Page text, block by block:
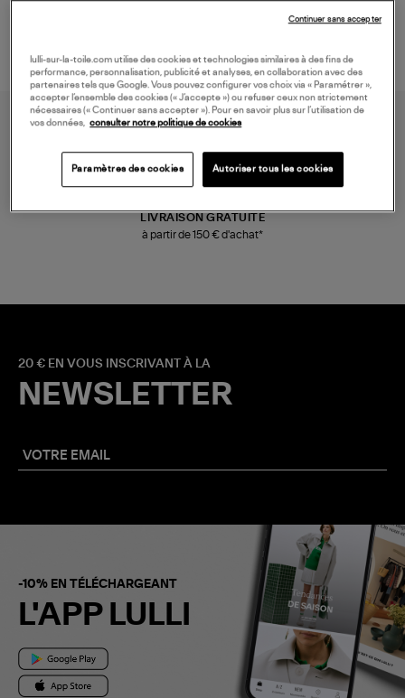
LIVRAISON GRATUITE
à partir de 150 € d'achat*
20 € EN VOUS INSCRIVANT À LA
NEWSLETTER
-10% EN TÉLÉCHARGEANT
L'APP LULLI
lulli-sur-la-toile.com utilise des cookies et technologies similaires à des fins de
performance, personnalisation, publicité et analyses, en collaboration avec des
partenaires tels que Google. Vous pouvez configurer vos choix via « Paramétrer »,
accepter l’ensemble des cookies (« J’accepte ») ou refuser ceux non strictement
nécessaires (« Continuer sans accepter »). Pour en savoir plus sur l’utilisation de
vos données,
consulter notre politique de cookies
Paramètres des cookies Autoriser tous les cookies
Continuer sans accepter